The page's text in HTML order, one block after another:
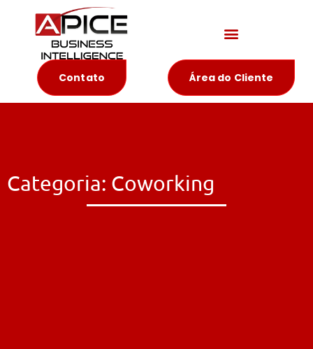
Contato Área do Cliente
Categoria: Coworking